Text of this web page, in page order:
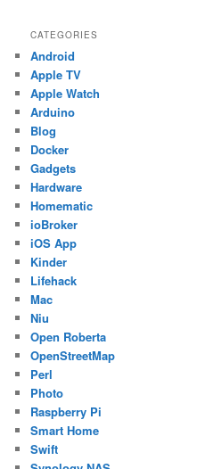
CATEGORIES
Android
Apple TV
Apple Watch
Arduino
Blog
Docker
Gadgets
Hardware
Homematic
ioBroker
iOS App
Kinder
Lifehack
Mac
Niu
Open Roberta
OpenStreetMap
Perl
Photo
Raspberry Pi
Smart Home
Swift